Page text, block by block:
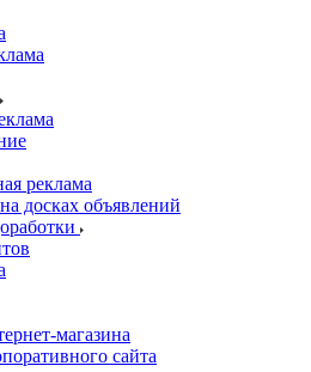
реклама
досках объявлений
магазина
сайта